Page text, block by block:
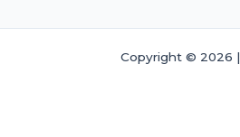
Copyright © 2026 |